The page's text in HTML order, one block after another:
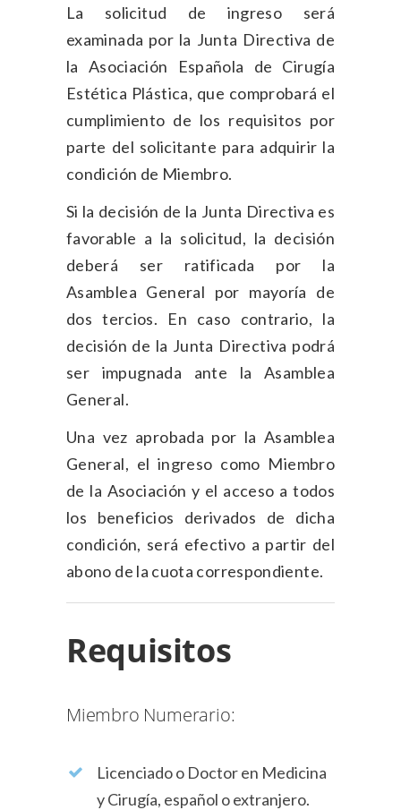
La solicitud de ingreso será
examinada por la Junta Directiva de
la Asociación Española de Cirugía
Estética Plástica, que comprobará el
cumplimiento de los requisitos por
parte del solicitante para adquirir la
condición de Miembro.
Si la decisión de la Junta Directiva es
favorable a la solicitud, la decisión
deberá ser ratificada por la
Asamblea General por mayoría de
dos tercios. En caso contrario, la
decisión de la Junta Directiva podrá
ser impugnada ante la Asamblea
General.
Una vez aprobada por la Asamblea
General, el ingreso como Miembro
de la Asociación y el acceso a todos
los beneficios derivados de dicha
condición, será efectivo a partir del
abono de la cuota correspondiente.
Requisitos
Miembro Numerario:
Licenciado o Doctor en Medicina
y Cirugía, español o extranjero.